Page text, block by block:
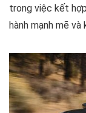
trong việc kết
hành mạnh mẽ